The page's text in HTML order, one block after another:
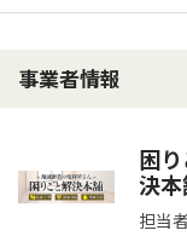
事業者情報
困
決
担当